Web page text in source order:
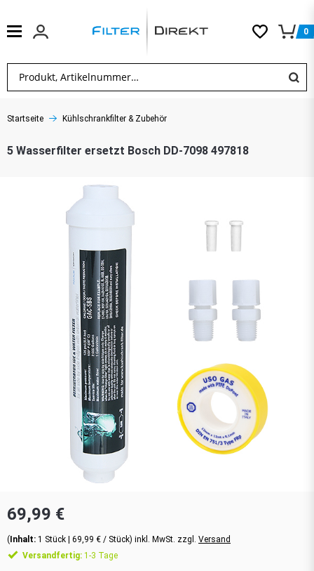
0
Startseite Kühlschrankfilter & Zubehör
5 Wasserfilter ersetzt Bosch DD-7098 497818
69,99 €
(Inhalt: 1 Stück | 69,99 € / Stück) inkl. MwSt. zzgl. Versand
Versandfertig: 1-3 Tage